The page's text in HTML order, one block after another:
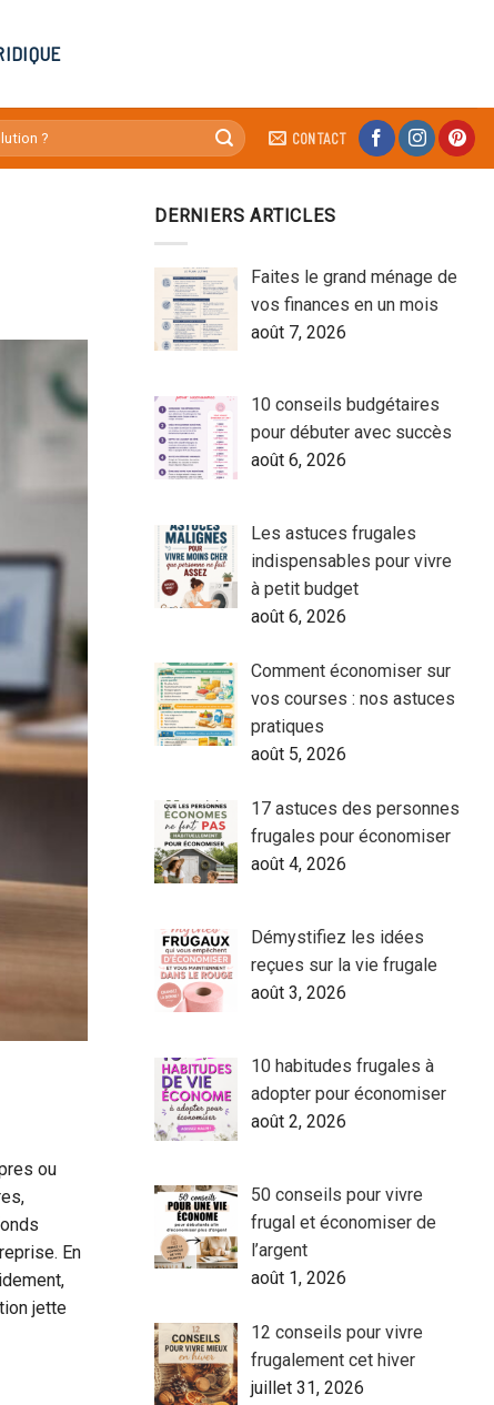
CONTACT
ou
En
jette
DERNIERS ARTICLES
Faites le grand ménage de
vos finances en un mois
août 7, 2026
10 conseils budgétaires
pour débuter avec succès
août 6, 2026
Les astuces frugales
indispensables pour vivre
à petit budget
août 6, 2026
Comment économiser sur
vos courses : nos astuces
pratiques
août 5, 2026
17 astuces des personnes
frugales pour économiser
août 4, 2026
Démystifiez les idées
reçues sur la vie frugale
août 3, 2026
10 habitudes frugales à
adopter pour économiser
août 2, 2026
50 conseils pour vivre
frugal et économiser de
l’argent
août 1, 2026
12 conseils pour vivre
frugalement cet hiver
juillet 31, 2026